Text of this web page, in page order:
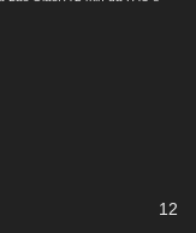
12